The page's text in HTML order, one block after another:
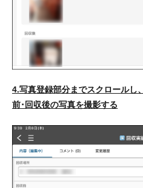
4.写真登録部分までスクロールし
前･回収後の写真を撮影する